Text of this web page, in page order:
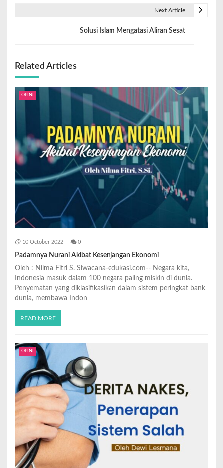
Next Article
Solusi Islam Mengatasi Aliran Sesat
Related Articles
OPINI
10 October 2022 0
Padamnya Nurani Akibat Kesenjangan Ekonomi
Oleh : Nilma Fitri S. Siwacana-edukasi.com-- Negara kita,
Indonesia masuk dalam 100 negara paling miskin di dunia.
Penyematan yang diklasifikasikan dalam sistem peringkat bank
dunia, membawa Indon
READ MORE
OPINI